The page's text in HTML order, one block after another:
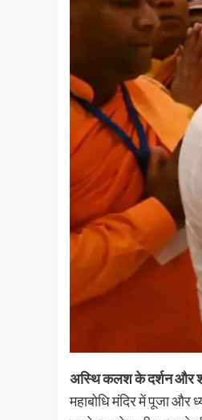
अस्थि कलश के दर्शन और
महाबोधि मंदिर में पूजा और